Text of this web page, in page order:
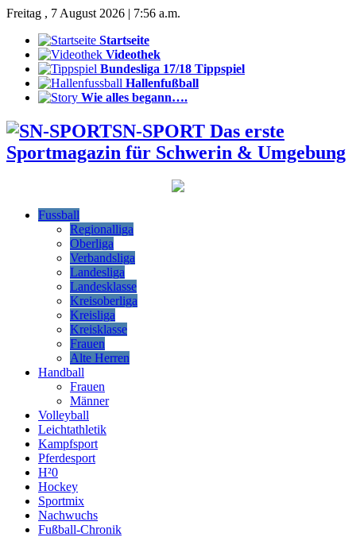
Freitag , 7 August 2026 | 7:56 a.m.
Startseite
Videothek
Bundesliga 17/18 Tippspiel
Hallenfußball
Wie alles begann….
SN-SPORT Das erste
Sportmagazin für Schwerin & Umgebung
Fussball
Regionalliga
Oberliga
Verbandsliga
Landesliga
Landesklasse
Kreisoberliga
Kreisliga
Kreisklasse
Frauen
Alte Herren
Handball
Frauen
Männer
Volleyball
Leichtathletik
Kampfsport
Pferdesport
H²0
Hockey
Sportmix
Nachwuchs
Fußball-Chronik